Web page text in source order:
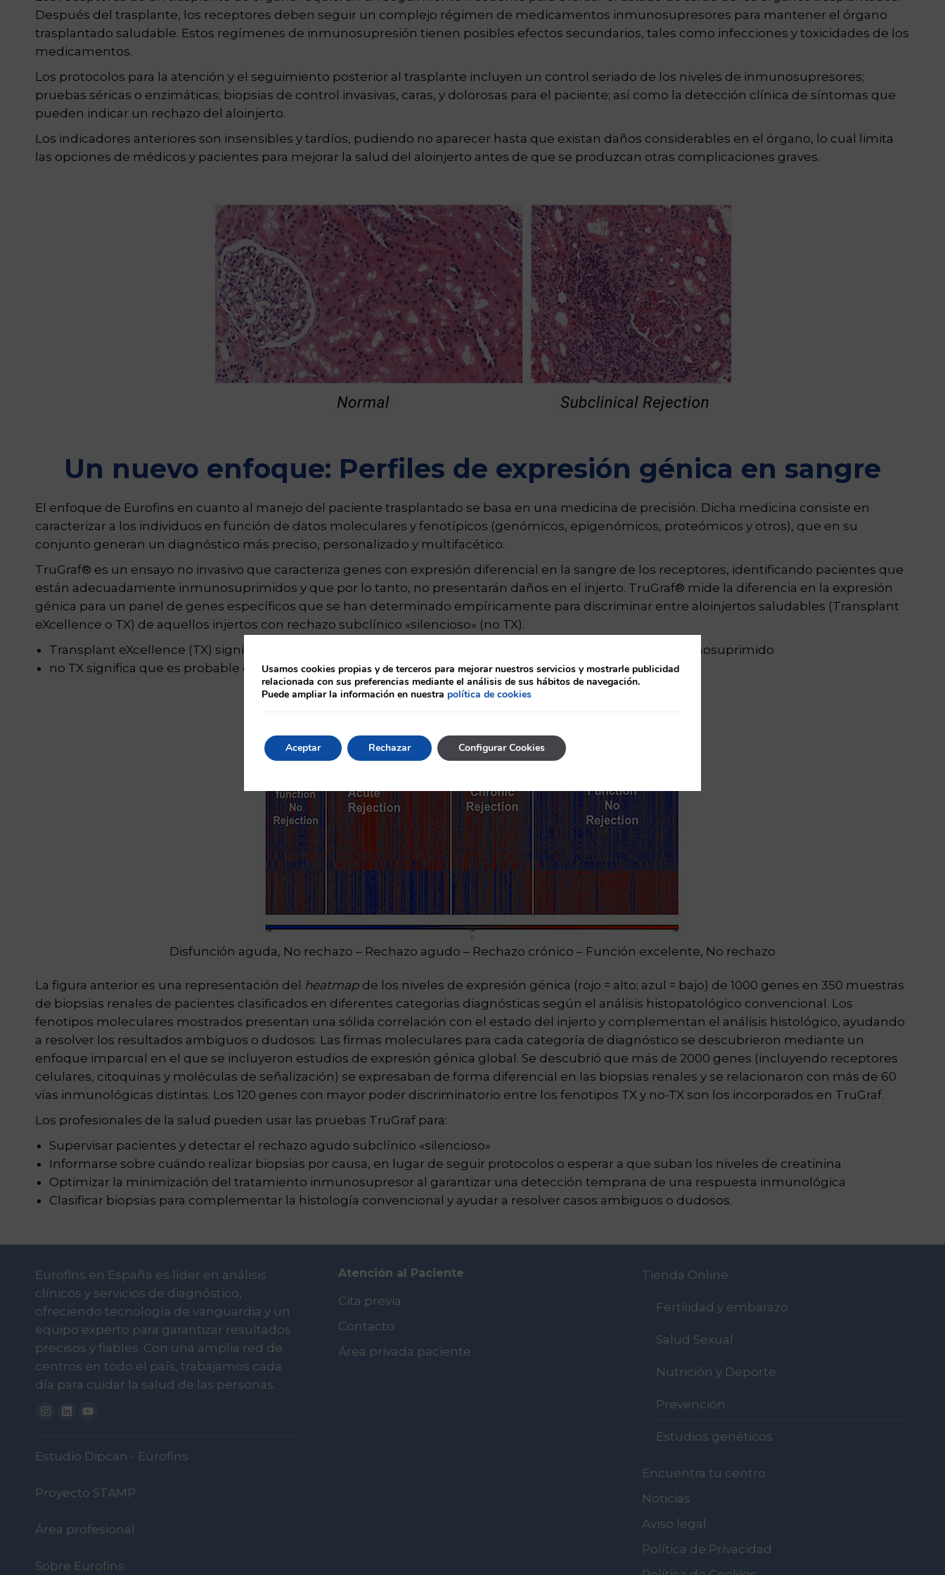
Después del trasplante, los receptores deben seguir un complejo régimen de medicamentos inmunosupresores para mantener el órgano
trasplantado saludable. Estos regímenes de inmunosupresión tienen posibles efectos secundarios, tales como infecciones y toxicidades de los
medicamentos.
Los protocolos para la atención y el seguimiento posterior al trasplante incluyen un control seriado de los niveles de inmunosupresores;
pruebas séricas o enzimáticas; biopsias de control invasivas, caras, y dolorosas para el paciente; así como la detección clínica de síntomas que
pueden indicar un rechazo del aloinjerto.
Los indicadores anteriores son insensibles y tardíos, pudiendo no aparecer hasta que existan daños considerables en el órgano, lo cual limita
las opciones de médicos y pacientes para mejorar la salud del aloinjerto antes de que se produzcan otras complicaciones graves.
Un nuevo enfoque: Perfiles de expresión génica en sangre
El enfoque de Eurofins en cuanto al manejo del paciente trasplantado se basa en una medicina de precisión. Dicha medicina consiste en
caracterizar a los individuos en función de datos moleculares y fenotípicos (genómicos, epigenómicos, proteómicos y otros), que en su
conjunto generan un diagnóstico más preciso, personalizado y multifacético.
TruGraf® es un ensayo no invasivo que caracteriza genes con expresión diferencial en la sangre de los receptores, identificando pacientes que
están adecuadamente inmunosuprimidos y que por lo tanto, no presentarán daños en el injerto. TruGraf® mide la diferencia en la expresión
génica para un panel de genes específicos que se han determinado empíricamente para discriminar entre aloinjertos saludables (Transplant
eXcellence o TX) de aquellos injertos con rechazo subclínico «silencioso» (no TX).
Transplant eXcellence (TX) significa que se espera que el órgano trasplantado esté adecuadamente inmunosuprimido
no TX significa que es probable que el órgano trasplantado esté inadecuadamente inmunosuprimido
Disfunción aguda, No rechazo – Rechazo agudo – Rechazo crónico – Función excelente, No rechazo
La figura anterior es una representación del heatmap de los niveles de expresión génica (rojo = alto; azul = bajo) de 1000 genes en 350 muestras
de biopsias renales de pacientes clasificados en diferentes categorias diagnósticas según el análisis histopatológico convencional. Los
fenotipos moleculares mostrados presentan una sólida correlación con el estado del injerto y complementan el análisis histológico, ayudando
a resolver los resultados ambiguos o dudosos. Las firmas moleculares para cada categoría de diagnóstico se descubrieron mediante un
enfoque imparcial en el que se incluyeron estudios de expresión génica global. Se descubrió que más de 2000 genes (incluyendo receptores
celulares, citoquinas y moléculas de señalización) se expresaban de forma diferencial en las biopsias renales y se relacionaron con más de 60
vías inmunológicas distintas. Los 120 genes con mayor poder discriminatorio entre los fenotipos TX y no-TX son los incorporados en TruGraf.
Los profesionales de la salud pueden usar las pruebas TruGraf para:
Supervisar pacientes y detectar el rechazo agudo subclínico «silencioso»
Informarse sobre cuándo realizar biopsias por causa, en lugar de seguir protocolos o esperar a que suban los niveles de creatinina
Optimizar la minimización del tratamiento inmunosupresor al garantizar una detección temprana de una respuesta inmunológica
Clasificar biopsias para complementar la histología convencional y ayudar a resolver casos ambiguos o dudosos.
Eurofins en España es líder en análisis
clínicos y servicios de diagnóstico,
ofreciendo tecnología de vanguardia y un
equipo experto para garantizar resultados
precisos y fiables. Con una amplia red de
centros en todo el país, trabajamos cada
día para cuidar la salud de las personas.
Instagram
Linkedin
Youtube
Estudio Dipcan - Eurofins
Proyecto STAMP
Área profesional
Sobre Eurofins
Atención al Paciente
Cita previa
Contacto
Área privada paciente
Tienda Online
Fertilidad y embarazo
Salud Sexual
Nutrición y Deporte
Prevención
Estudios genéticos
Encuentra tu centro
Noticias
Aviso legal
Política de Privacidad
Usamos cookies propias y de terceros para mejorar nuestros servicios y mostrarle publicidad
relacionada con sus preferencias mediante el análisis de sus hábitos de navegación.
Puede ampliar la información en nuestra política de cookies
Aceptar Rechazar Configurar Cookies